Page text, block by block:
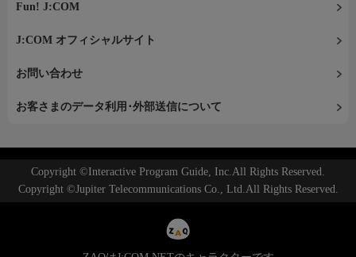
Fun! J:COM
J:COM オフィシャルサイト
お問い合わせ
お客さまのデータ利用･外部送信について
Copyright ©Interactive Program Guide, Inc.All Rights Reserved.
Copyright ©Jupiter Telecommunications Co., Ltd.All Rights Reserved.